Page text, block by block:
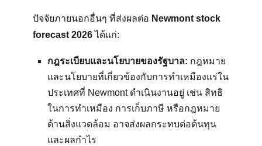
ปัจจัยภายนอกอื่นๆ ที่ส่งผลต่อ Newmont stock
forecast 2026ได้แก่:
กฎระเบียบและนโยบายของรัฐบาล: กฎหมาย
และนโยบายที่เกี่ยวข้องกับการทำเหมืองแร่ใน
ประเทศที่ Newmont ดำเนินงานอยู่ เช่น สิทธิ
ในการทำเหมือง การเก็บภาษี หรือกฎหมาย
ด้านสิ่งแวดล้อม อาจส่งผลกระทบต่อต้นทุน
และผลกำไร